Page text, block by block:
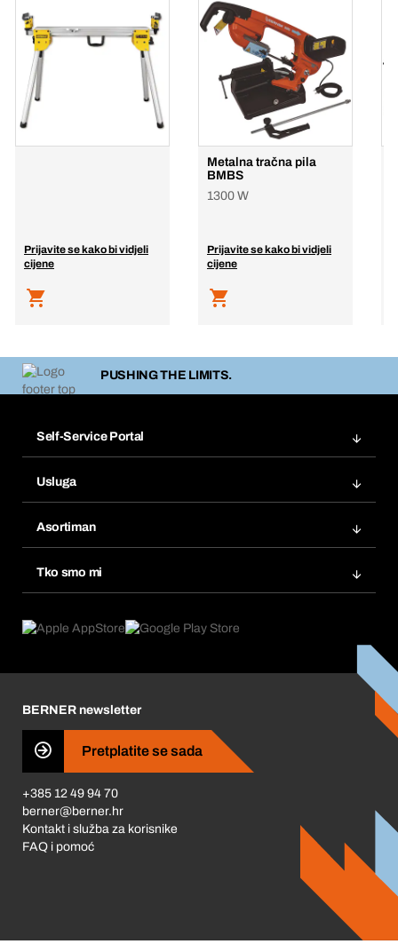
Prijavite se kako bi vidjeli
cijene
Metalna tračna pila
BMBS
1300 W
Prijavite se kako bi vidjeli
cijene
PUSHING THE LIMITS.
Self-Service Portal
Popisi želja
Ponovno naručivanje
Pretplate
Usluga
Tražitelji proizvoda
Asortiman
Tko smo mi
Što nas pokreće
Business Conduct
BERNER newsletter
Pretplatite se sada
+385 12 49 94 70
berner@berner.hr
Kontakt i služba za korisnike
FAQ i pomoć